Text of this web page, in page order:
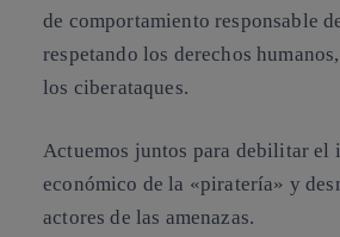
de comportamiento responsable
respetando los derechos
los ciberataques.
Actuemos juntos para debilitar el
económico de la «piratería» y
actores de las amenazas.